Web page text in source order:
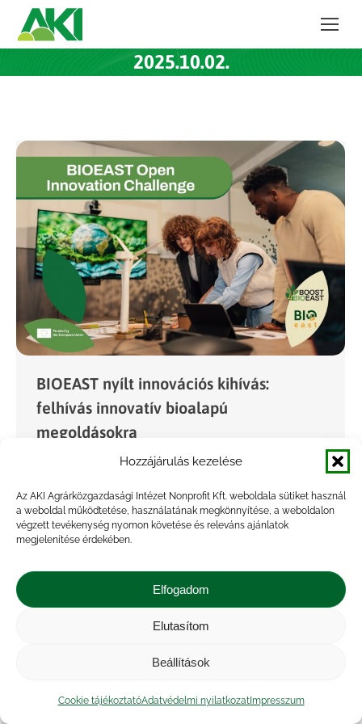
Hozzájárulás kezelése
Az AKI Agrárközgazdasági Intézet Nonprofit Kft. weboldala sütiket használ
a weboldal működtetése, használatának megkönnyítése, a weboldalon
végzett tevékenység nyomon követése és releváns ajánlatok
megjelenítése érdekében.
Elfogadom
Elutasítom
Beállítások
Cookie tájékoztatóAdatvédelmi nyilatkozatImpresszum
2025.10.02.
BIOEAST nyílt innovációs kihívás:
felhívás innovatív bioalapú
megoldásokra
BySeprődi Adél 2025.10.02.
A BIOEAST projekt keretében elindult a nyílt
innovációs kihívás (Open Innovation Challenge =
OIC), amelynek célja a kulcsfontosságú
innovációjának fellendítése. A kezdeményezés
diákokat, kutatókat, startupokat, vállalatokat…